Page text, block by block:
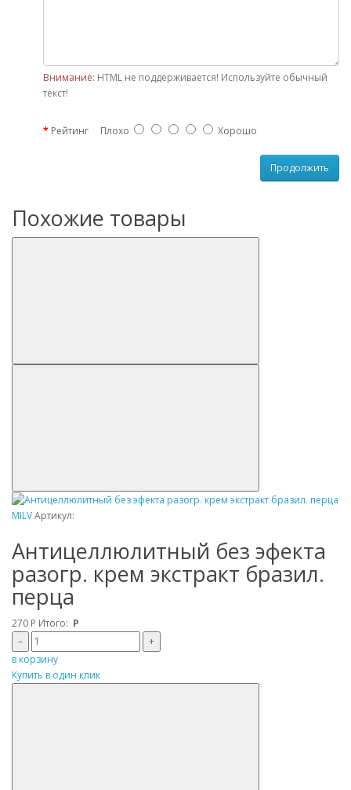
Внимание: HTML не поддерживается! Используйте обычный
текст!
Рейтинг Плохо Хорошо
Продолжить
Похожие товары
MILVАртикул:
Антицеллюлитный без эфекта
разогр. крем экстракт бразил.
перца
270 Р Итого: Р
–
+
в корзину
Купить в один клик